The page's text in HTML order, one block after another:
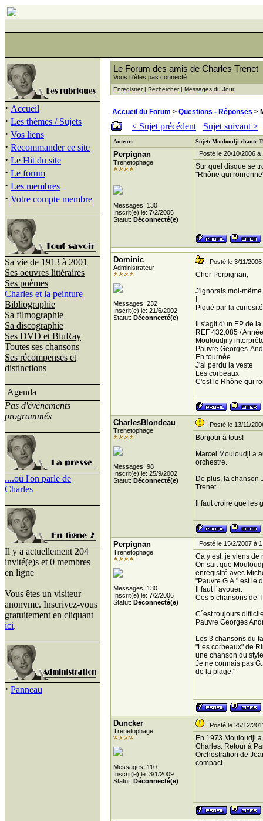
· Accueil
· Les thèmes / Sujets
· Vos liens
· Recommander ce site
· Le Hit du site
· Le forum
· Les membres
· Votre compte membre
Sa vie de 1913 à 2001
Ses oeuvres littéraires
Ses poèmes
Charles et la peinture
Bibliographie
Sa filmographie
Sa discographie
Ses DVD et BluRay
Toutes ses chansons
Ses récompenses et
distinctions
Agenda
Pas d'événements
programmés
....où l'on parle de
Charles
Il y a actuellement 204
invité(e)s et 0 membres
en ligne
Vous êtes un visiteur
anonyme. Inscrivez-vous
gratuitement en cliquant
ici.
· Panneau
Le Forum des amis de Charles Trenet
Vous n'êtes pas connecté
Enregistrer| Rechercher| Messages du Jour
Accueil du Forum > Questions - Réponses >
< Sujet précédent Sujet suivant >
Auteur: Sujet: Mouloudji chante
Perpignan
Trenetophage
Messages: 130
Inscrit(e) le: 7/2/2006
Statut: Déconnecté(e)
Posté le 20/10/2006 à
Sur quel disque se
"Rhône qui
Dominic
Administrateur
Messages: 232
Inscrit(e) le: 21/6/2002
Statut: Déconnecté(e)
Posté le 3/11/2006
Cher Perpignan,
J'ignorais moi-
!
Piqué par la
Il s'agit d'un EP de
REF 432.085 /
Mouloudji y
Pauvre Georges-
En tournée
J'ai perdu la veste
Les corbeaux
C'est le Rhône qui
CharlesBlondeau
Trenetophage
Messages: 98
Inscrit(e) le: 25/9/2002
Statut: Déconnecté(e)
Posté le 13/11/
Bonjour à tous!
Marcel Mouloudji a
orchestre.
De plus, la chanson
Trenet.
Il faut croire que les
Perpignan
Trenetophage
Messages: 130
Inscrit(e) le: 7/2/2006
Statut: Déconnecté(e)
Posté le 15/2/2007 à
Ca y est, je viens de
On sait que
enregistré avec
"Pauvre G.A." est le
Il faut l´avouer:
Ces 5 chansons de
C´est toujours
Pauvre Georges
Les 3 chansons du
"Les corbeaux" de
une chanson du
Je ne connais pas
de la plage."
Duncker
Trenetophage
Messages: 110
Inscrit(e) le: 3/1/2009
Statut: Déconnecté(e)
Posté le 25/12/
En 1973 Mouloudji
Charles: Retour à
Orchestration de
compact.